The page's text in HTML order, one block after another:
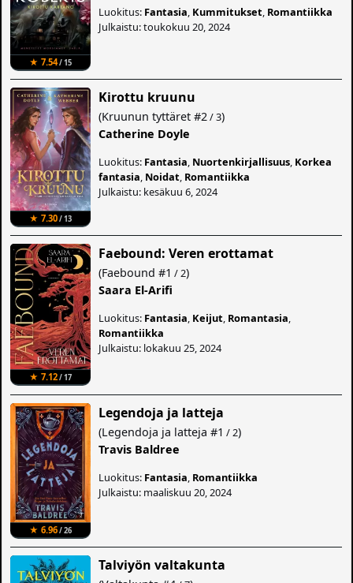
★ 7.54/ 15
Luokitus: Fantasia Kummitukset Romantiikka
Julkaistu: toukokuu 20, 2024
★ 7.30/ 13
Kirottu kruunu
(Kruunun tyttäret #2 / 3)
Catherine Doyle
Luokitus: Fantasia Nuortenkirjallisuus Korkea
fantasia Noidat Romantiikka
Julkaistu: kesäkuu 6, 2024
★ 7.12/ 17
Faebound: Veren erottamat
(Faebound #1 / 2)
Saara El-Arifi
Luokitus: Fantasia Keijut Romantasia
Romantiikka
Julkaistu: lokakuu 25, 2024
★ 6.96/ 26
Legendoja ja latteja
(Legendoja ja latteja #1 / 2)
Travis Baldree
Luokitus: Fantasia Romantiikka
Julkaistu: maaliskuu 20, 2024
Talviyön valtakunta